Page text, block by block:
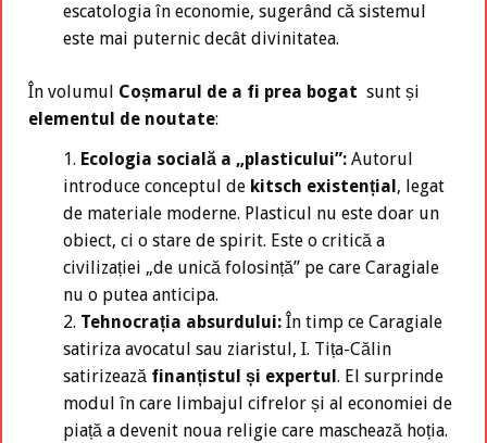
escatologia în economie, sugerând că sistemul
este mai puternic decât divinitatea.
În volumul Coșmarul de a fi prea bogat sunt și
elementul de noutate:
Ecologia socială a „plasticului”: Autorul
introduce conceptul de kitsch existențial , legat
de materiale moderne. Plasticul nu este doar un
obiect, ci o stare de spirit. Este o critică a
civilizației „de unică folosință” pe care Caragiale
nu o putea anticipa.
Tehnocrația absurdului: În timp ce Caragiale
satiriza avocatul sau ziaristul, I. Tița-Călin
satirizează finanțistul și expertul . El surprinde
modul în care limbajul cifrelor și al economiei de
piață a devenit noua religie care maschează hoția.